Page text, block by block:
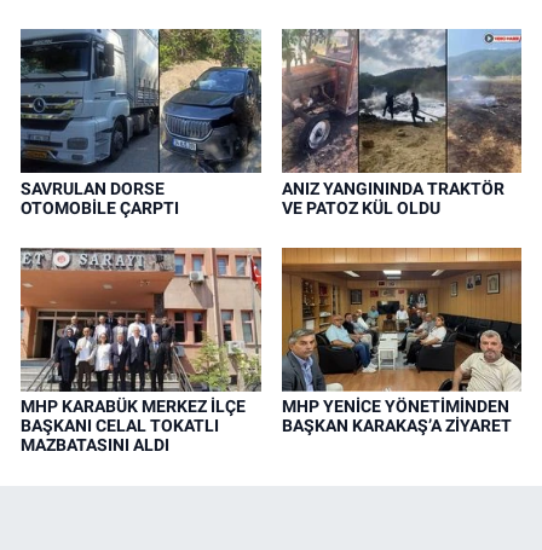
SAVRULAN DORSE
OTOMOBİLE ÇARPTI
ANIZ YANGININDA TRAKTÖR
VE PATOZ KÜL OLDU
MHP KARABÜK MERKEZ İLÇE
BAŞKANI CELAL TOKATLI
MAZBATASINI ALDI
MHP YENİCE YÖNETİMİNDEN
BAŞKAN KARAKAŞ’A ZİYARET